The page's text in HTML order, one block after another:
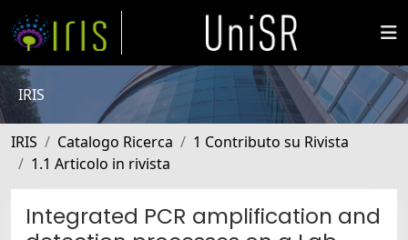
IRIS
IRIS Catalogo Ricerca
1 Contributo su Rivista
1.1 Articolo in rivista
Integrated PCR amplification and